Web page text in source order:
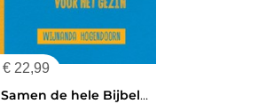
€ 22,99
Samen de hele Bijbel door